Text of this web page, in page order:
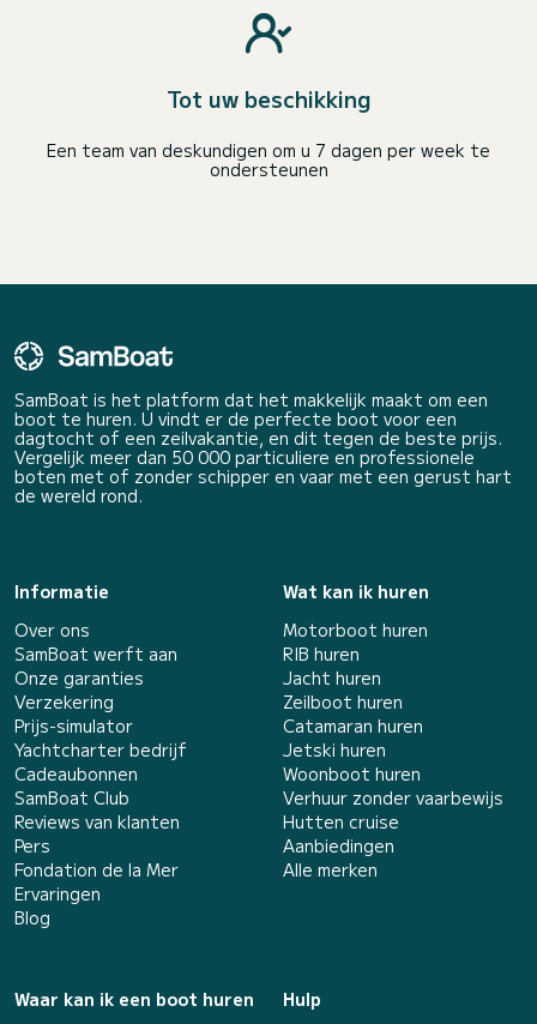
Tot uw beschikking
Een team van deskundigen om u 7 dagen per week te
ondersteunen
SamBoat is het platform dat het makkelijk maakt om een
boot te huren. U vindt er de perfecte boot voor een
dagtocht of een zeilvakantie, en dit tegen de beste prijs.
Vergelijk meer dan 50 000 particuliere en professionele
boten met of zonder schipper en vaar met een gerust hart
de wereld rond.
Informatie
Over ons
SamBoat werft aan
Onze garanties
Verzekering
Prijs-simulator
Yachtcharter bedrijf
Cadeaubonnen
SamBoat Club
Reviews van klanten
Pers
Fondation de la Mer
Ervaringen
Blog
Wat kan ik huren
Motorboot huren
RIB huren
Jacht huren
Zeilboot huren
Catamaran huren
Jetski huren
Woonboot huren
Verhuur zonder vaarbewijs
Hutten cruise
Aanbiedingen
Alle merken
Waar kan ik een boot huren
Hulp